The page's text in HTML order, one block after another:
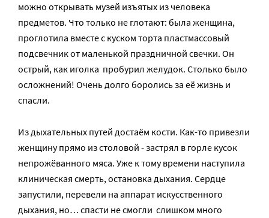
можно открывать музей изъятых из человека
предметов. Что только не глотают: была женщина,
проглотила вместе с куском торта пластмассовый
подсвечник от маленькой праздничной свечки. Он
острый, как иголка ­ пробурил желудок. Столько было
осложнений! Очень долго боролись за её жизнь и
спасли.
Из дыхательных путей достаём кости. Как-­то привезли
женщину прямо из столовой ­- застрял в горле кусок
непрожёванного мяса. Уже к тому времени наступила
клиническая смерть, остановка дыхания. Сердце
запустили, перевели на аппарат искусственного
дыхания, но… спасти не смогли ­ слишком много